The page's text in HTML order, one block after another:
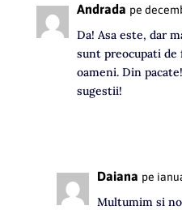
Andrada pe
Da! Asa este, dar
sunt preocupati
oameni. Din
sugestii!
Daiana pe
Multumim si